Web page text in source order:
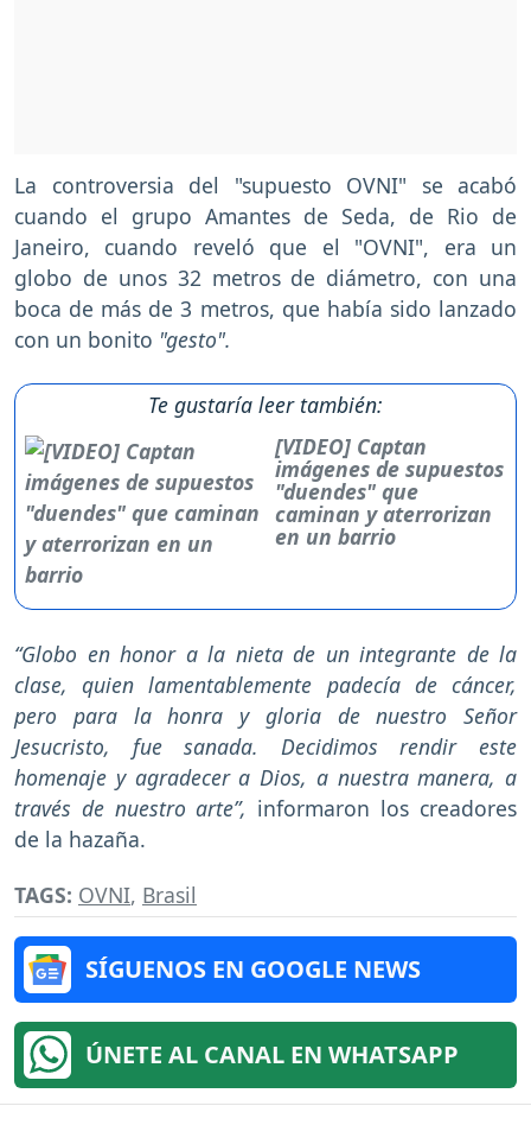
La controversia del "supuesto OVNI" se acabó
cuando el grupo Amantes de Seda, de Rio de
Janeiro, cuando reveló que el "OVNI", era un
globo de unos 32 metros de diámetro, con una
boca de más de 3 metros, que había sido lanzado
con un bonito "gesto".
Te gustaría leer también:
[VIDEO] Captan
imágenes de supuestos
"duendes" que
caminan y aterrorizan
en un barrio
“Globo en honor a la nieta de un integrante de la
clase, quien lamentablemente padecía de cáncer,
pero para la honra y gloria de nuestro Señor
Jesucristo, fue sanada. Decidimos rendir este
homenaje y agradecer a Dios, a nuestra manera, a
través de nuestro arte”, informaron los creadores
de la hazaña.
TAGS: OVNI, Brasil
SÍGUENOS EN GOOGLE NEWS
ÚNETE AL CANAL EN WHATSAPP